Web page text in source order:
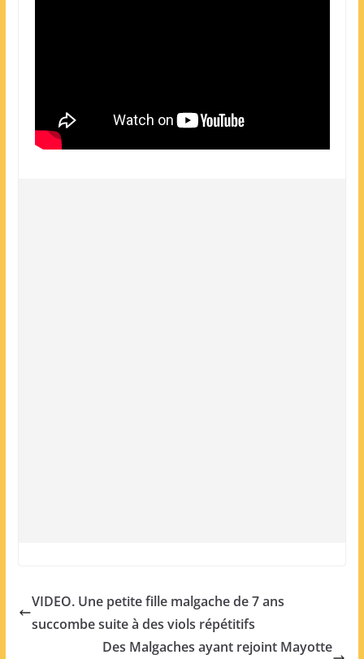
VIDEO. Une petite fille malgache de 7 ans
succombe suite à des viols répétitifs
Des Malgaches ayant rejoint Mayotte